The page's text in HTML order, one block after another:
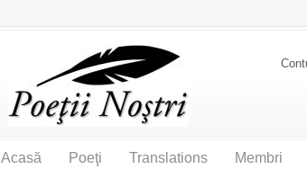
Acasă Poeţi Translations Membri